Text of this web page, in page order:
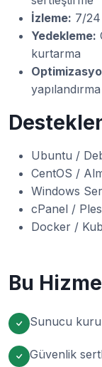
İzleme: 7/24
Yedekleme:
kurtarma
yapılandırma
Ubuntu /
CentOS /
Windows
cPanel /
Docker /
Bu
Sunucu
Güvenlik